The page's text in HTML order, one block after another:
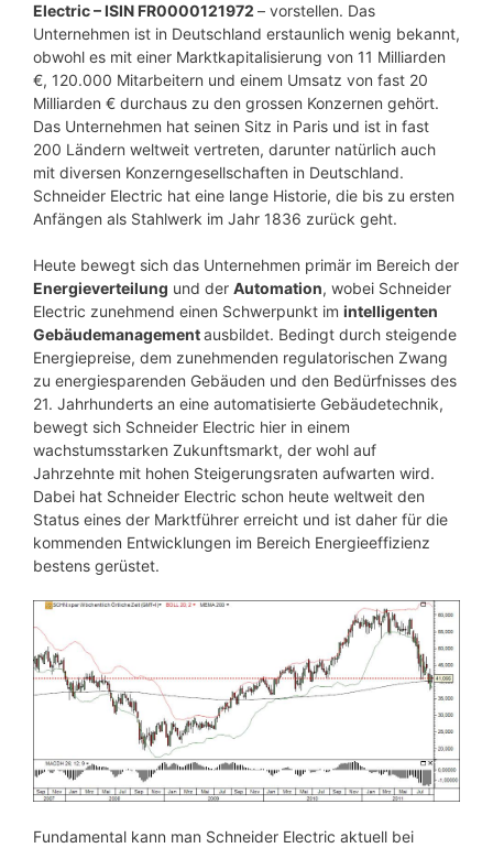
Electric – ISIN FR0000121972 – vorstellen. Das
Unternehmen ist in Deutschland erstaunlich wenig bekannt,
obwohl es mit einer Marktkapitalisierung von 11 Milliarden
€, 120.000 Mitarbeitern und einem Umsatz von fast 20
Milliarden € durchaus zu den grossen Konzernen gehört.
Das Unternehmen hat seinen Sitz in Paris und ist in fast
200 Ländern weltweit vertreten, darunter natürlich auch
mit diversen Konzerngesellschaften in Deutschland.
Schneider Electric hat eine lange Historie, die bis zu ersten
Anfängen als Stahlwerk im Jahr 1836 zurück geht.
Heute bewegt sich das Unternehmen primär im Bereich der
Energieverteilung und der Automation, wobei Schneider
Electric zunehmend einen Schwerpunkt im intelligenten
Gebäudemanagementausbildet. Bedingt durch steigende
Energiepreise, dem zunehmenden regulatorischen Zwang
zu energiesparenden Gebäuden und den Bedürfnisses des
21. Jahrhunderts an eine automatisierte Gebäudetechnik,
bewegt sich Schneider Electric hier in einem
wachstumsstarken Zukunftsmarkt, der wohl auf
Jahrzehnte mit hohen Steigerungsraten aufwarten wird.
Dabei hat Schneider Electric schon heute weltweit den
Status eines der Marktführer erreicht und ist daher für die
kommenden Entwicklungen im Bereich Energieeffizienz
bestens gerüstet.
Fundamental kann man Schneider Electric aktuell bei